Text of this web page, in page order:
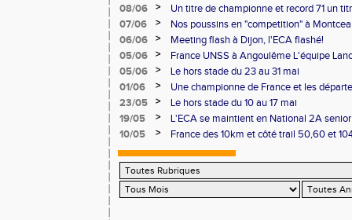
08/06
>
Un titre de championne et record 71 un
l'ECAlité aux Regionaux d'Epreuves
07/06 >
Nos poussins en "competition" à
06/06
>
Meeting flash à Dijon, l'ECA flashé!
05/06
>
France UNSS à Angoulême L'équipe
podium
05/06 >
Le hors stade du 23 au 31 mai
01/06
>
Une championne de France et les
23/05
>
Le hors stade du 10 au 17 mai
19/05
>
L'ECA se maintient en National 2A
10/05
> France des 10km et côté trail 50,60 et